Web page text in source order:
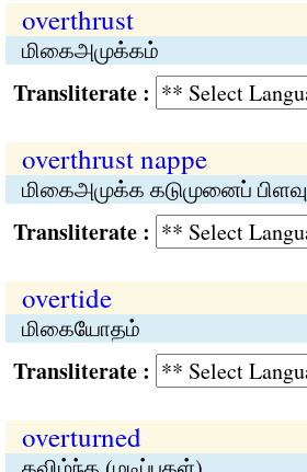
overthrust
மிகைஅமுக்கம்
:
overthrust nappe
மிகைஅமுக்க கடுமுனைப் பிளவு
:
overtide
மிகையோதம்
:
overturned